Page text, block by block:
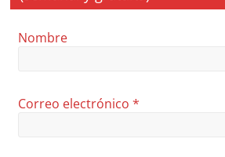
Nombre
Correo electrónico*